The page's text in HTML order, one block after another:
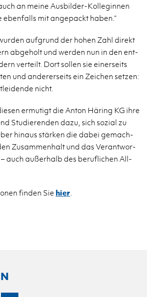
an meine Aus­bil­der-Kol­le­gin­nen
eben­falls mit an­ge­packt haben.“
auf­grund der hohen Zahl di­rekt
ab­ge­holt und wer­den nun in den ent­
ver­teilt. Dort sol­len sie ei­ner­seits
und an­de­rer­seits ein Zei­chen set­zen:
nicht.
er­mu­tigt die Anton Hä­ring KG ihre
Stu­die­ren­den dazu, sich so­zi­al zu
hin­aus stär­ken die dabei ge­mach­
Zu­sam­men­halt und das Ver­ant­wor­
auch au­ßer­halb des be­ruf­li­chen All­
fin­den Sie hier.